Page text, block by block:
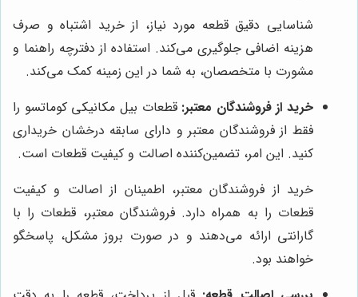
شناسایی دقیق قطعه مورد نیاز، از خرید اشتباه و صرف
هزینه اضافی جلوگیری می‌کند. استفاده از دفترچه راهنما و
مشورت با متخصصان، به شما در این زمینه کمک می‌کند.
خرید از فروشندگان معتبر: قطعات بیل مکانیکی کوماتسو را
فقط از فروشندگان معتبر و دارای سابقه درخشان خریداری
کنید. این امر، تضمین‌کننده اصالت و کیفیت قطعات است.
خرید از فروشندگان معتبر، اطمینان از اصالت و کیفیت
قطعات را به همراه دارد. فروشندگان معتبر، قطعات را با
گارانتی ارائه می‌دهند و در صورت بروز مشکل، پاسخگو
خواهند بود.